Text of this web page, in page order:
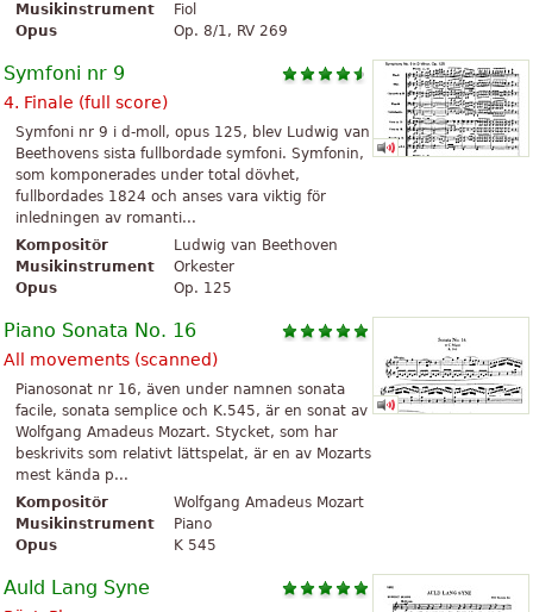
Musikinstrument
Fiol
Opus
Op. 8/1, RV 269
Symfoni nr 9
4. Finale (full score)
Symfoni nr 9 i d-moll, opus 125, blev Ludwig van
Beethovens sista fullbordade symfoni. Symfonin,
som komponerades under total dövhet,
fullbordades 1824 och anses vara viktig för
inledningen av romanti...
Kompositör
Ludwig van Beethoven
Musikinstrument
Orkester
Opus
Op. 125
Piano Sonata No. 16
All movements (scanned)
Pianosonat nr 16, även under namnen sonata
facile, sonata semplice och K.545, är en sonat av
Wolfgang Amadeus Mozart. Stycket, som har
beskrivits som relativt lättspelat, är en av Mozarts
mest kända p...
Kompositör
Wolfgang Amadeus Mozart
Musikinstrument
Piano
Opus
K 545
Auld Lang Syne